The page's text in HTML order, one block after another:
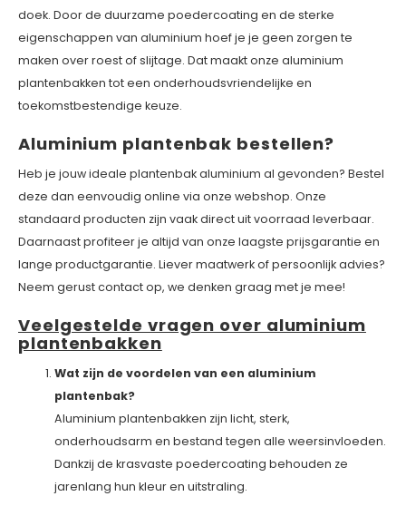
doek. Door de duurzame poedercoating en de sterke
eigenschappen van aluminium hoef je je geen zorgen te
maken over roest of slijtage. Dat maakt onze aluminium
plantenbakken tot een onderhoudsvriendelijke en
toekomstbestendige keuze.
Aluminium plantenbak bestellen?
Heb je jouw ideale plantenbak aluminium al gevonden? Bestel
deze dan eenvoudig online via onze webshop. Onze
standaard producten zijn vaak direct uit voorraad leverbaar.
Daarnaast profiteer je altijd van onze laagste prijsgarantie en
lange productgarantie. Liever maatwerk of persoonlijk advies?
Neem gerust contact op, we denken graag met je mee!
Veelgestelde vragen over aluminium
plantenbakken
Wat zijn de voordelen van een aluminium
plantenbak?
Aluminium plantenbakken zijn licht, sterk,
onderhoudsarm en bestand tegen alle weersinvloeden.
Dankzij de krasvaste poedercoating behouden ze
jarenlang hun kleur en uitstraling.